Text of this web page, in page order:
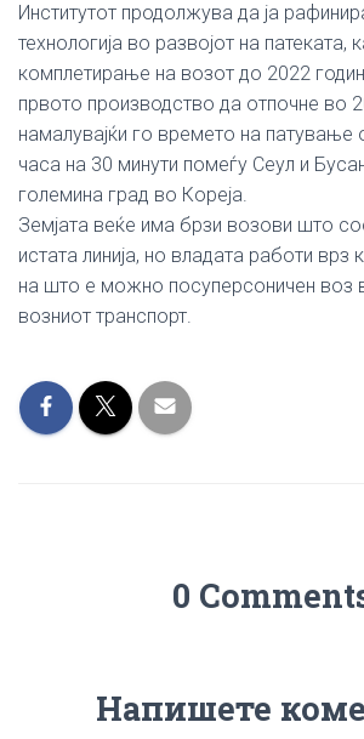
Институтот продолжува да ја
технологија во развојот на патеката,
комплетирање на возот до 2022
првото производство да отпочне во
намалувајќи го времето на патување
часа на 30 минути помеѓу Сеул и
големина град во Кореја.
Земјата веќе има брзи возови што
истата линија, но владата работи врз
на што е можно посуперсоничен воз
возниот транспорт.
0
Напишете